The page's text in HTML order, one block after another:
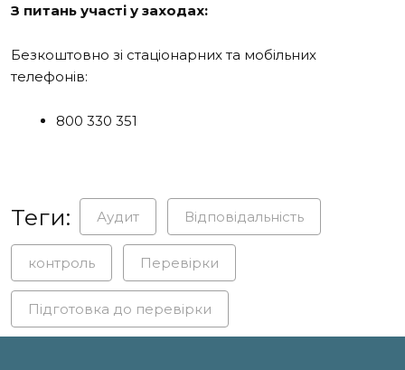
З питань участі у заходах:
Безкоштовно зі стаціонарних та мобільних
телефонів:
800 330 351
Теги: Аудит Відповідальність
контроль Перевірки
Підготовка до перевірки